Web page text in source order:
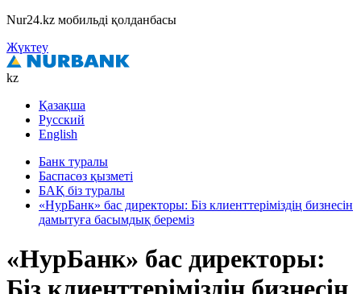
Nur24.kz мобильді қолданбасы
Жүктеу
kz
Қазақша
Русский
English
Банк туралы
Баспасөз қызметі
БАҚ біз туралы
«НурБанк» бас директоры: Біз клиенттеріміздің бизнесін
дамытуға басымдық береміз
«НурБанк» бас директоры: